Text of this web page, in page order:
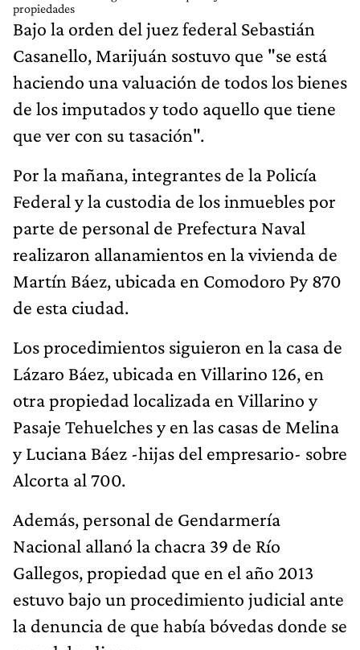
propiedades
Bajo la orden del juez federal Sebastián
Casanello, Marijuán sostuvo que "se está
haciendo una valuación de todos los bienes
de los imputados y todo aquello que tiene
que ver con su tasación".
Por la mañana, integrantes de la Policía
Federal y la custodia de los inmuebles por
parte de personal de Prefectura Naval
realizaron allanamientos en la vivienda de
Martín Báez, ubicada en Comodoro Py 870
de esta ciudad.
Los procedimientos siguieron en la casa de
Lázaro Báez, ubicada en Villarino 126, en
otra propiedad localizada en Villarino y
Pasaje Tehuelches y en las casas de Melina
y Luciana Báez -hijas del empresario- sobre
Alcorta al 700.
Además, personal de Gendarmería
Nacional allanó la chacra 39 de Río
Gallegos, propiedad que en el año 2013
estuvo bajo un procedimiento judicial ante
la denuncia de que había bóvedas donde se